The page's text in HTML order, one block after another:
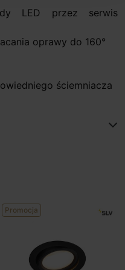
LED przez serwis
oprawy do 160°
ściemniacza
Promocja